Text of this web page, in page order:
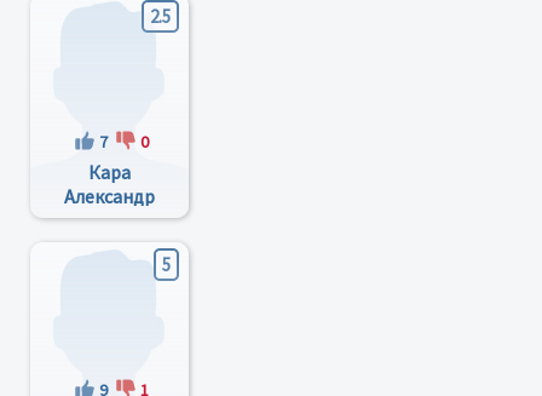
2.5
7 0
Кара
Александр
Дмитриевич
5
9 1